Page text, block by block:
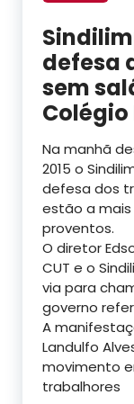
defesa
sem
Na manhã
2015 o
defesa dos
estão a mais
proventos.
O diretor
CUT e o
via para
governo
A
Landulfo
movimento
trabalhores